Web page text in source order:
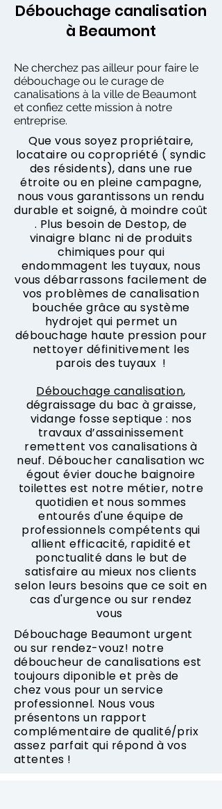
Débouchage canalisation
à Beaumont
Ne cherchez pas ailleur pour faire le
débouchage ou le curage de
canalisations à la ville de Beaumont
et confiez cette mission à notre
entreprise.
Que vous soyez propriétaire,
locataire ou copropriété ( syndic
des résidents), dans une rue
étroite ou en pleine campagne,
nous vous garantissons un rendu
durable et soigné, à moindre coût
. Plus besoin de Destop, de
vinaigre blanc ni de produits
chimiques pour qui
endommagent les tuyaux, nous
vous débarrassons facilement de
vos problèmes de canalisation
bouchée grâce au système
hydrojet qui permet un
débouchage haute pression pour
nettoyer définitivement les
parois des tuyaux !
Débouchage canalisation,
dégraissage du bac à graisse,
vidange fosse septique : nos
travaux d’assainissement
remettent vos canalisations à
neuf. Déboucher canalisation wc
égout évier douche baignoire
toilettes est notre métier, notre
quotidien et nous sommes
entourés d'une équipe de
professionnels compétents qui
allient efficacité, rapidité et
ponctualité dans le but de
satisfaire au mieux nos clients
selon leurs besoins que ce soit en
cas d'urgence ou sur rendez
vous
Débouchage Beaumont urgent
ou sur rendez-vouz! notre
déboucheur de canalisations est
toujours diponible et près de
chez vous pour un service
professionnel. Nous vous
présentons un rapport
complémentaire de qualité/prix
assez parfait qui répond à vos
attentes !